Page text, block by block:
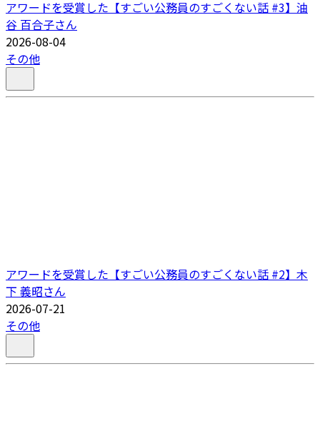
アワードを受賞した【すごい公務員のすごくない話 #3】油
谷 百合子さん
2026-08-04
その他
アワードを受賞した【すごい公務員のすごくない話 #2】木
下 義昭さん
2026-07-21
その他